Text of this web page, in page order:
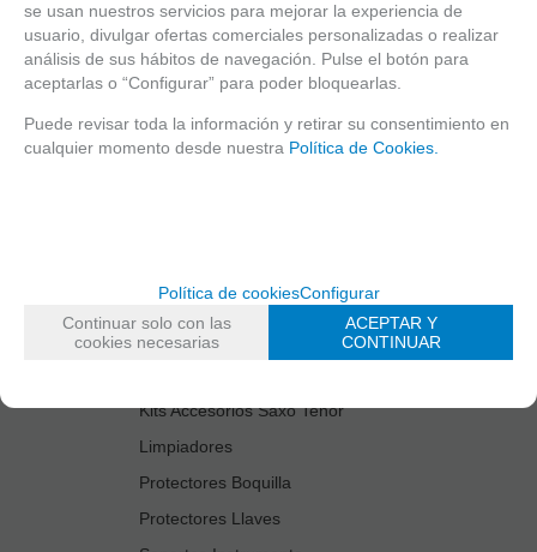
Anillo Fonico Saxo Tenor
Atriles Marcha
Boquillas
Boquilleros
Cañas
Estuches Guardacañas
Estuches Instrumento
Kits Accesorios Saxo Tenor
Limpiadores
Protectores Boquilla
Protectores Llaves
se usan nuestros servicios para mejorar la experiencia de
usuario, divulgar ofertas comerciales personalizadas o realizar
análisis de sus hábitos de navegación. Pulse el botón para
aceptarlas o “Configurar” para poder bloquearlas.
Puede revisar toda la información y retirar su consentimiento en
cualquier momento desde nuestra Política de Cookies.
Política de cookiesConfigurar
Continuar solo con las
cookies necesarias
ACEPTAR Y
CONTINUAR